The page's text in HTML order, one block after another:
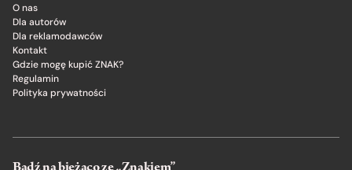
O nas
Dla autorów
Dla reklamodawców
Kontakt
Gdzie mogę kupić ZNAK?
Regulamin
Polityka prywatności